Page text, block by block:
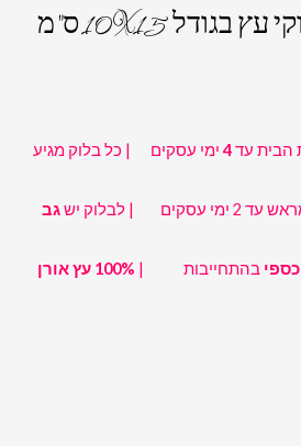
הבית עד4 ימי עסקים | כל בלוק מגיע
עסקים | לבלוק יש
גב
בהתחייבות | 100% עץ אורן